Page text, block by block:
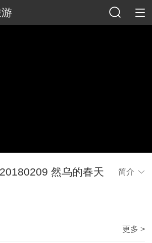
然乌的春天 简介
更多 >